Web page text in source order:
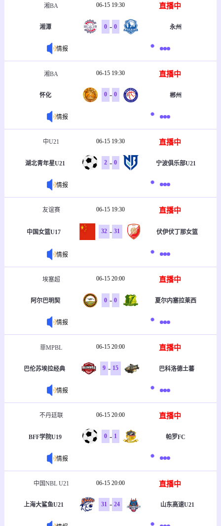
湘BA 06-15 19:30 直播中
湘潭 0 - 0 永州
情报
湘BA 06-15 19:30 直播中
怀化 0 - 0 郴州
情报
中U21 06-15 19:30 直播中
湖北青年星U21 2 - 0 宁波俱乐部U21
情报
友谊赛 06-15 19:30 直播中
中国女篮U17 32 - 31 伏伊伏丁那女篮
情报
埃塞超 06-15 20:00 直播中
阿尔巴明契 0 - 0 夏尔内塞拉莱西
情报
菲MPBL 06-15 20:00 直播中
巴伦苏埃拉经典 9 - 15 巴科洛德土蕃
情报
不丹廷联 06-15 20:00 直播中
BFF学院U19 0 - 1 帕罗FC
情报
中国NBL U21 06-15 20:00 直播中
上海大鲨鱼U21 31 - 24 山东高速U21